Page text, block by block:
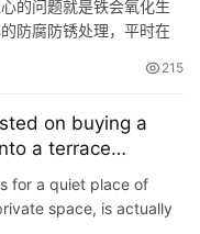
的问题就是铁会氧化生
防腐防锈处理，平时在
、铁艺围墙庭院大门在使
庭院大门，这会导致油漆
215
on buying a
a terrace
for a quiet place of
space, is actually